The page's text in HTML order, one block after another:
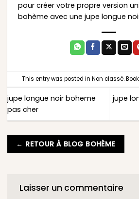
pour créer votre propre version
bohème avec une jupe longue
This entry was posted in Non classé.
jupe longue noir boheme
pas cher
jupe
← RETOUR À BLOG BOHÈME
Laisser un commentaire